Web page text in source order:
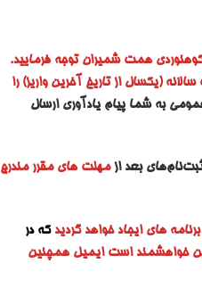
همت شمیران توجه فرمایید.
(یکسال از تاریخ آخرین واریز) را
به شما پیام یادآوری ارسال
بعد ازمهلت های مقرر مندرج
های ایجاد خواهد گردید که در
خواهشمند است ایمیل همچنین